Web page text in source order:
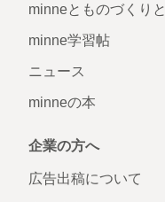
minneとものづくりと
minne学習帖
ニュース
minneの本
企業の方へ
広告出稿について